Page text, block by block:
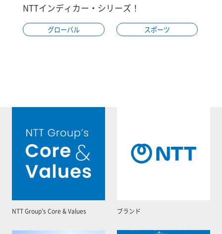
NTTインディカー・シリーズ！
グローバル スポーツ
NTT Group’s Core & Values ブランド